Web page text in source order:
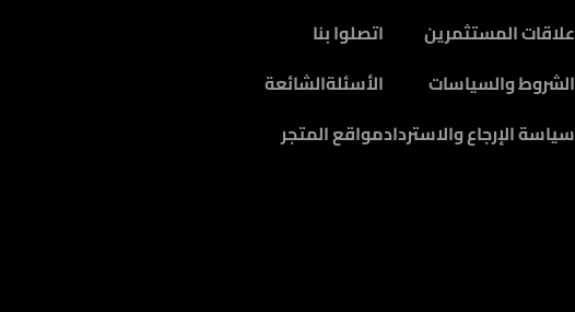
علاقات المستثمرين
الشروط والسياسات
سياسة الإرجاع والاسترداد
اتصلوا بنا
الأسئلةالشائعة
مواقع المتجر